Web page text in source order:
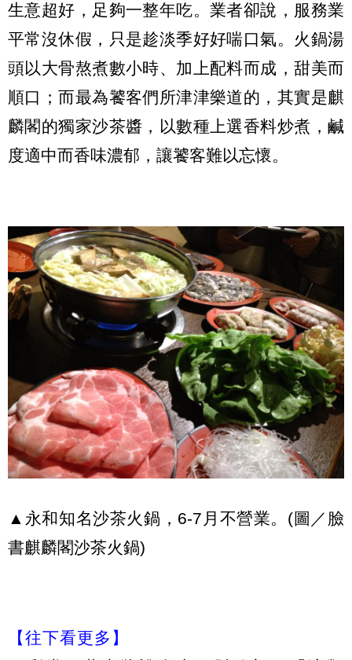
生意超好，足夠一整年吃。業者卻說，服務業
平常沒休假，只是趁淡季好好喘口氣。火鍋湯
頭以大骨熬煮數小時、加上配料而成，甜美而
順口；而最為饕客們所津津樂道的，其實是麒
麟閣的獨家沙茶醬，以數種上選香料炒煮，鹹
度適中而香味濃郁，讓饕客難以忘懷。
▲永和知名沙茶火鍋，6-7月不營業。(圖／臉
書麒麟閣沙茶火鍋)
【往下看更多】